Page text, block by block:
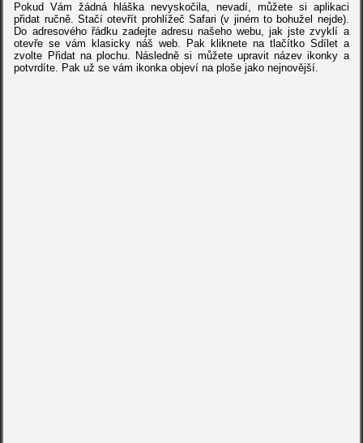
Pokud Vám žádná hláška nevyskočila, nevadí, můžete si aplikaci
přidat ručně. Stačí otevřít prohlížeč Safari (v jiném to bohužel nejde).
Do adresového řádku zadejte adresu našeho webu, jak jste zvyklí a
otevře se vám klasicky náš web. Pak kliknete na tlačítko Sdílet a
zvolte Přidat na plochu. Následně si můžete upravit název ikonky a
potvrdíte. Pak už se vám ikonka objeví na ploše jako nejnovější.